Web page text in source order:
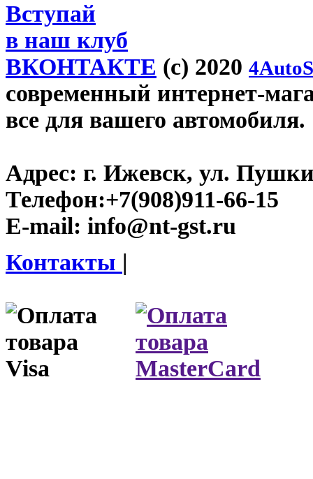
Вступай
в наш клуб
ВКОНТАКТЕ (c) 2020
современный интернет-
все для вашего автомобиля.
Адрес: г. Ижевск, ул.
Телефон:+7(908)911-66-15
E-mail: info@nt-gst.ru
Контакты |